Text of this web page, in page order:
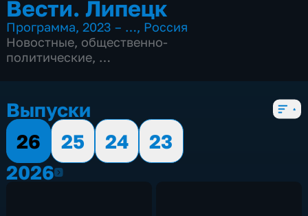
Вести. Липецк
Программа,2023 – …, Россия
Новостные, общественно-
политические,
Выпуски
26
25 24
23
20262026